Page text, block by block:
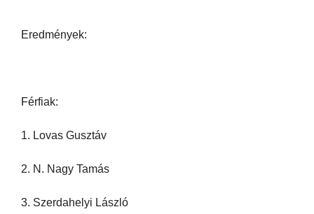
Eredmények:
Férfiak:
1. Lovas Gusztáv
2. N. Nagy Tamás
3. Szerdahelyi László